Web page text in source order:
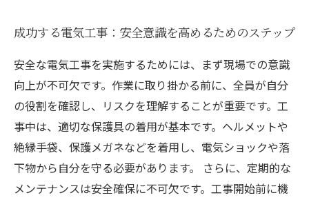
成功する電気工事：安全意識を高めるためのステップ
安全な電気工事を実施するためには、まず現場での意識
向上が不可欠です。作業に取り掛かる前に、全員が自分
の役割を確認し、リスクを理解することが重要です。工
事中は、適切な保護具の着用が基本です。ヘルメットや
絶縁手袋、保護メガネなどを着用し、電気ショックや落
下物から自分を守る必要があります。 さらに、定期的な
メンテナンスは安全確保に不可欠です。工事開始前に機